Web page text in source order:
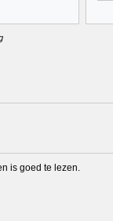
is goed te lezen.